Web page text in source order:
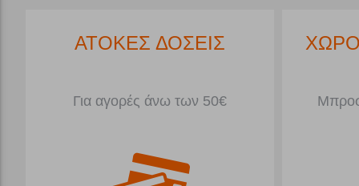
ΑΤΟΚΕΣ ΔΟΣΕΙΣ
Για αγορές άνω των 50€